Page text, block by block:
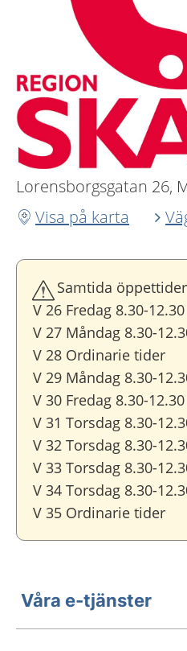
Lorensborgsgatan 26,
Visa på karta
Samtida
V 26 Fredag 8.30-12.30
V 27 Måndag 8.30-
V 28 Ordinarie tider
V 29 Måndag 8.30-
V 30 Fredag 8.30-12.30
V 31 Torsdag 8.30-
V 32 Torsdag 8.30-
V 33 Torsdag 8.30-
V 34 Torsdag 8.30-
V 35 Ordinarie tider
Våra e-tjänster